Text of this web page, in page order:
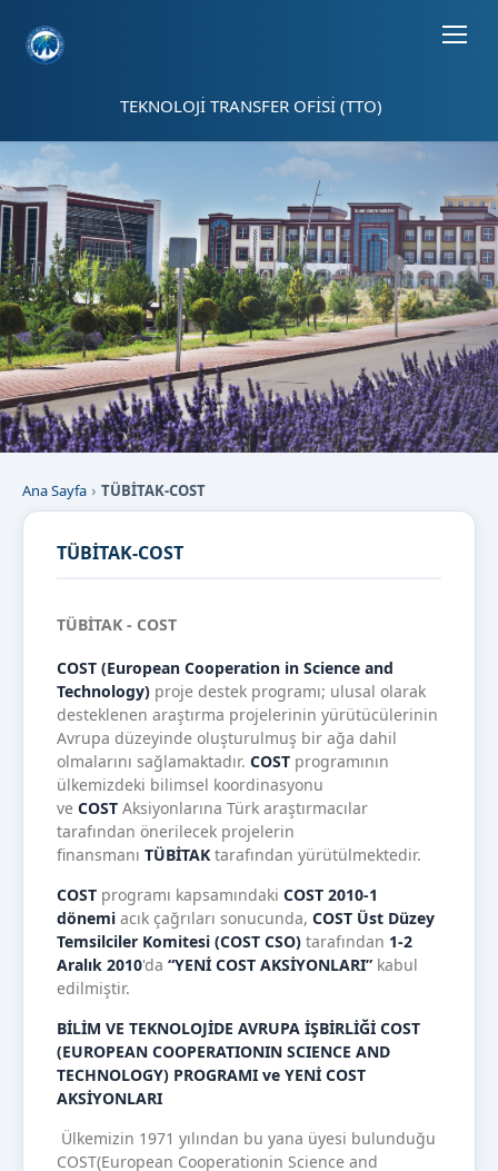
TEKNOLOJİ TRANSFER OFİSİ (TTO)
Ana Sayfa TÜBİTAK-COST
TÜBİTAK-COST
TÜBİTAK - COST
COST (European Cooperation in Science and
Technology) proje destek programı; ulusal olarak
desteklenen araştırma projelerinin yürütücülerinin
Avrupa düzeyinde oluşturulmuş bir ağa dahil
olmalarını sağlamaktadır. COST programının
ülkemizdeki bilimsel koordinasyonu
ve COST Aksiyonlarına Türk araştırmacılar
tarafından önerilecek projelerin
finansmanı TÜBİTAK tarafından yürütülmektedir.
COST programı kapsamındaki COST 2010-1
dönemi acık çağrıları sonucunda, COST Üst Düzey
Temsilciler Komitesi (COST CSO) tarafından 1-2
Aralık 2010'da “YENİ COST AKSİYONLARI” kabul
edilmiştir.
BİLİM VE TEKNOLOJİDE AVRUPA İŞBİRLİĞİ COST
(EUROPEAN COOPERATIONIN SCIENCE AND
TECHNOLOGY) PROGRAMI ve YENİ COST
AKSİYONLARI
Ülkemizin 1971 yılından bu yana üyesi bulunduğu
COST(European Cooperationin Science and